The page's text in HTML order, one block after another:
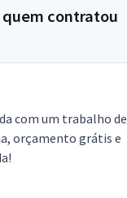
contratou
com um trabalho de
orçamento grátis e